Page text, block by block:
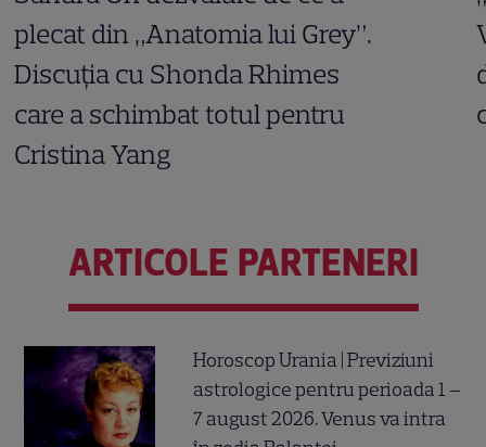
plecat din „Anatomia lui Grey”.
Discuția cu Shonda Rhimes
care a schimbat totul pentru
Cristina Yang
ARTICOLE PARTENERI
Horoscop Urania | Previziuni
astrologice pentru perioada 1 –
7 august 2026. Venus va intra